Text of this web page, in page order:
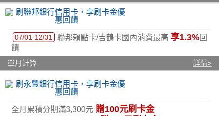
07/01-12/31 聯邦賴點卡/吉鶴卡國內消費最高 享1.3%回
饋
單月計算 詳情>
全月累積分期滿3,300元 贈100元刷卡金